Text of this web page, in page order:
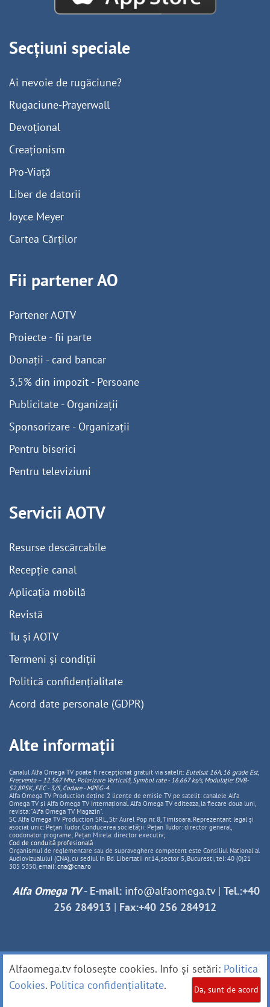
Secțiuni speciale
Ai nevoie de rugăciune?
Rugaciune-Prayerwall
Devoțional
Creaționism
Pro-Viață
Liber de datorii
Joyce Meyer
Cartea Cărților
Fii partener AO
Partener AOTV
Proiecte - fii parte
Donații - card bancar
3,5% din impozit - Persoane
Publicitate - Organizații
Sponsorizare - Organizații
Pentru biserici
Pentru televiziuni
Servicii AOTV
Resurse descărcabile
Recepție canal
Aplicația mobilă
Revistă
Tu și AOTV
Termeni și condiții
Politică confidențialitate
Acord date personale (GDPR)
Alte informații
Canalul Alfa Omega TV poate fi recepționat gratuit via satelit: Eutelsat 16A, 16 grade Est,
Frecventa – 12.567 Mhz, PolarizareVerticală, Symbol rate - 16.667 ks/s, Modulație: DVB-
S2,8PSK, FEC - 3/5, Codare - MPEG-4.
Alfa Omega TV Production deține 2 licențe de emisie TV pe satelit: canalele Alfa
Omega TV și Alfa Omega TV Internațional. Alfa Omega TV editeaza, la fiecare doua luni,
revista: "Alfa Omega TV Magazin".
SC Alfa Omega TV Production SRL, Str Aurel Pop nr. 8, Timisoara. Reprezentant legal și
asociat unic: Pețan Tudor. Conducerea societății: Pețan Tudor: director general,
coodonator programe; Pețan Mirela: director executiv;
Cod de conduită profesională
Organismul de reglementare sau de supraveghere competent este Consiliul National al
Audiovizualului (CNA), cu sediul in Bd. Libertatii nr.14, sector 5, Bucuresti, tel: 40 (0)21
305 5350, email: cna@cna.ro
Alfa Omega TV- E-mail: info@alfaomega.tv| Tel.:+40
256 284913 | Fax:+40 256 284912
Alfaomega.tv folosește cookies. Info și setări: Politica
Cookies. Politica confidențialitate. Da, sunt de acord